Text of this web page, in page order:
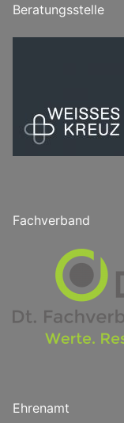
Beratungsstelle
Fachverband
Ehrenamt